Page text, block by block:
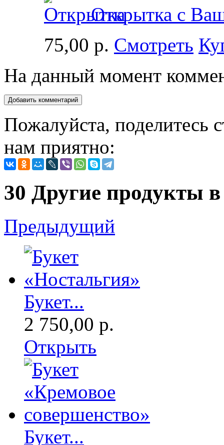
Открытка с
75,00 р. Смотреть
На данный момент
Пожалуйста, поделитесь
нам приятно:
30 Другие продукты
Предыдущий
Букет...
2 750,00 р.
Открыть
Букет...